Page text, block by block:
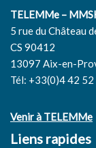
TELEMMe –
5 rue du Château
CS 90412
13097 Aix-en-
Tél: +33(0)4 42
Venir à TELEMMe
Liens rapides